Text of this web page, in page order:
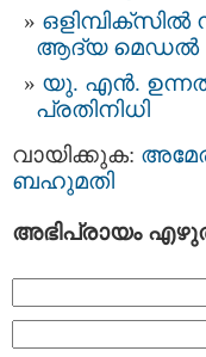
ഒളിമ്പിക്സില്‍
ആദ്യ മെഡല്‍
യു. എന്‍.
പ്രതിനിധി
വായിക്കുക:
ബഹുമതി
അഭിപ്രായം